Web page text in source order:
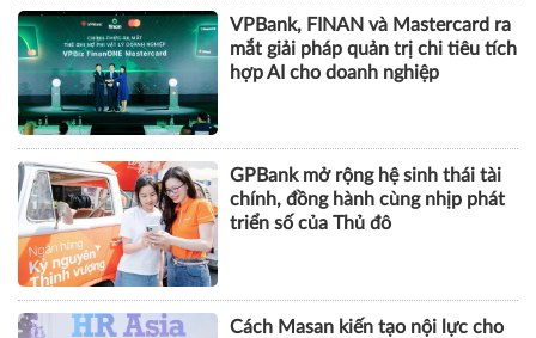
VPBank, FINAN và Mastercard ra
mắt giải pháp quản trị chi tiêu tích
hợp AI cho doanh nghiệp
GPBank mở rộng hệ sinh thái tài
chính, đồng hành cùng nhịp phát
triển số của Thủ đô
Cách Masan kiến tạo nội lực cho